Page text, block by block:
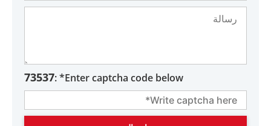
Enter captcha code below* :
73537